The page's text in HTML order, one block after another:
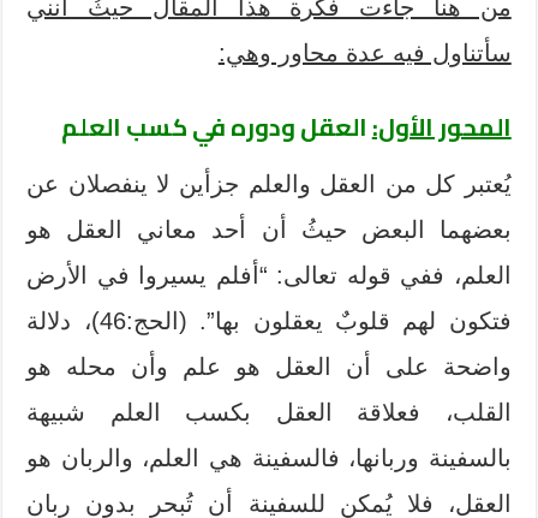
من هنا جاءت فكرة هذا المقال حيثُ أنني
سأتناول فيه عدة محاور وهي:
المحور الأول:العقل ودوره في كسب العلم
يُعتبر كل من العقل والعلم جزأين لا ينفصلان عن
بعضهما البعض حيثُ أن أحد معاني العقل هو
العلم، ففي قوله تعالى: “أفلم يسيروا في الأرض
فتكون لهم قلوبٌ يعقلون بها”. (الحج:46)، دلالة
واضحة على أن العقل هو علم وأن محله هو
القلب، فعلاقة العقل بكسب العلم شبيهة
بالسفينة وربانها، فالسفينة هي العلم، والربان هو
العقل، فلا يُمكن للسفينة أن تُبحر بدون ربان